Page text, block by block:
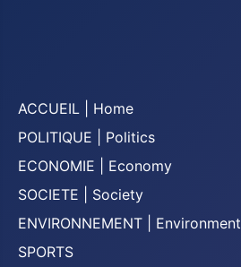
ACCUEIL | Home
POLITIQUE | Politics
ECONOMIE | Economy
SOCIETE | Society
ENVIRONNEMENT | Environment
SPORTS